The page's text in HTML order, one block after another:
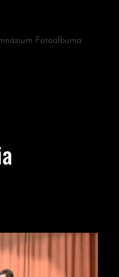
Fotóalbuma